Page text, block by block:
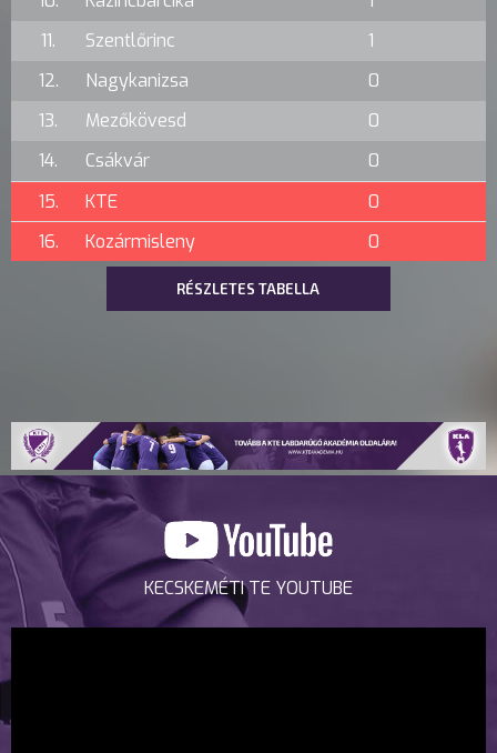
11.
Szentlőrinc
1
12.
Nagykanizsa
0
13.
Mezőkövesd
0
14.
Csákvár
0
15.
KTE
0
16.
Kozármisleny 0
RÉSZLETES TABELLA
KECSKEMÉTI TE YOUTUBE